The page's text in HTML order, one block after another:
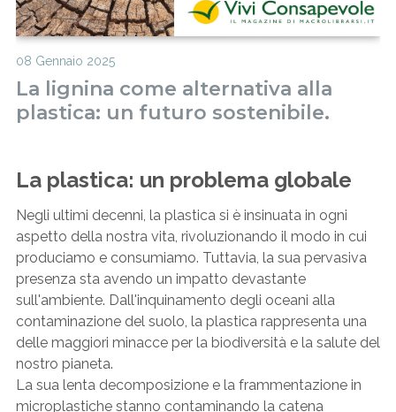
08 Gennaio 2025
La lignina come alternativa alla
plastica: un futuro sostenibile.
La plastica: un problema globale
Negli ultimi decenni, la plastica si è insinuata in ogni
aspetto della nostra vita, rivoluzionando il modo in cui
produciamo e consumiamo. Tuttavia, la sua pervasiva
presenza sta avendo un impatto devastante
sull'ambiente. Dall'inquinamento degli oceani alla
contaminazione del suolo, la plastica rappresenta una
delle maggiori minacce per la biodiversità e la salute del
nostro pianeta.
La sua lenta decomposizione e la frammentazione in
microplastiche stanno contaminando la catena